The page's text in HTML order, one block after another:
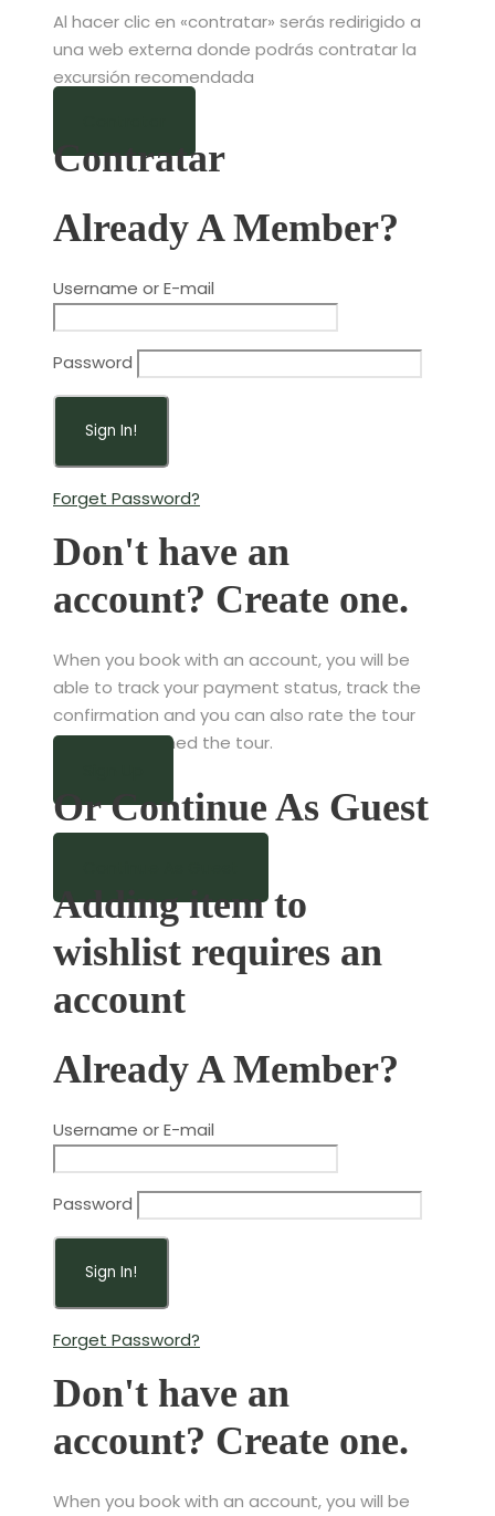
Al hacer clic en «contratar» serás redirigido a
una web externa donde podrás contratar la
excursión recomendada
Contratar
Already A Member?
Username or E-mail
Password
Forget Password?
Don't have an
account? Create one.
When you book with an account, you will be
able to track your payment status, track the
confirmation and you can also rate the tour
after you finished the tour.
Or Continue As Guest
Adding item to
wishlist requires an
account
Already A Member?
Username or E-mail
Password
Forget Password?
Don't have an
account? Create one.
When you book with an account, you will be